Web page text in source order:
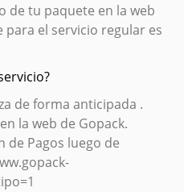
de tu paquete en la web
para el servicio regular es
de forma anticipada .
la web de Gopack.
de Pagos luego de